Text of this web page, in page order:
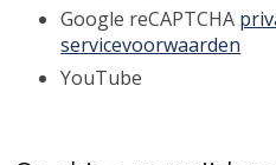
Google reCAPTCHA
servicevoorwaarden
YouTube